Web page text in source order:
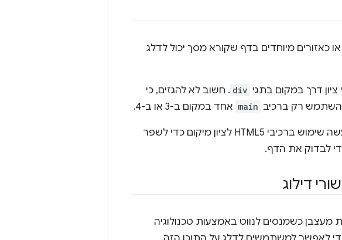
או כאזורים מיוחדים בדף שקורא מסך יכול לדלג
דרך במקום בתגי div . חשוב לא להגזים, כי
להשתמש רק ברכיב main אחד במקום ב-3 או ב-4.
Lighthouse ממליץ לבצע ביקורת ידנית באתר כדי לוודא שנעשה שימוש ברכיבי HTML5 לציון מיקום כדי לשפר
לבדוק את הדף.
דילוג
מעצבן כשמנסים לנווט באמצעות טכנולוגיה